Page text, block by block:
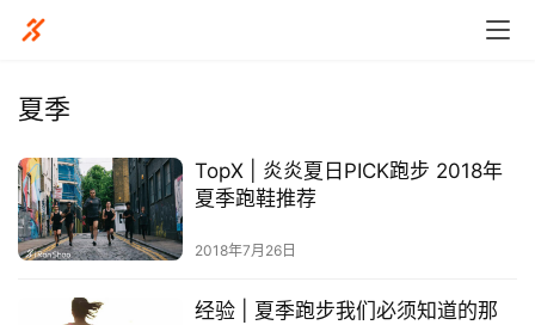
比
赛
夏季
TopX | 炎炎夏日PICK跑步 2018年
夏季跑鞋推荐
2018年7月26日
经验 | 夏季跑步我们必须知道的那